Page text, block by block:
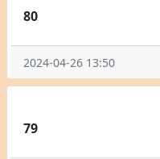
80
2024-04-26 13:50
79